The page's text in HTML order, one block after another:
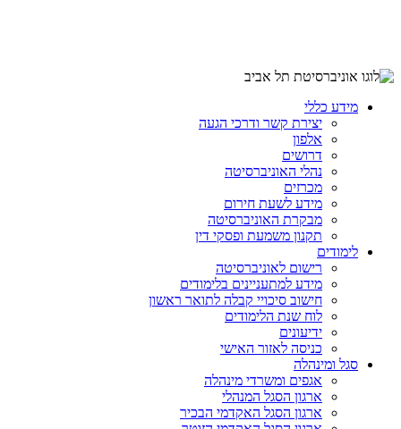
מידע כללי
יצירת קשר ודרכי הגעה
אלפון
דרושים
נהלי האוניברסיטה
מכרזים
מידע לשעת חירום
מבקרת האוניברסיטה
תקנון משמעת ופסקי דין
לימודים
רישום לאוניברסיטה
מידע למתעניינים בלימודים
חישוב סיכויי קבלה לתואר ראשון
לוח שנת הלימודים
ידיעונים
כניסה לאזור האישי
סגל ומינהלה
אגפים ומשרדי מינהלה
ארגון הסגל המנהלי
ארגון הסגל האקדמי הבכיר